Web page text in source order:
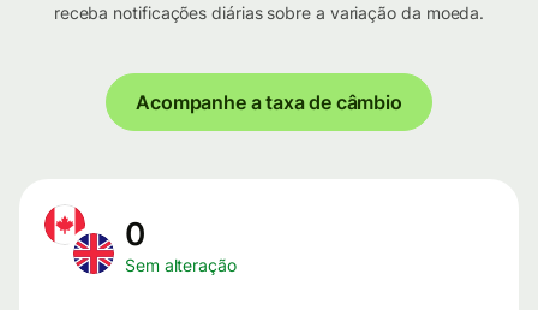
receba notificações diárias sobre a variação da moeda.
Acompanhe a taxa de câmbio
0
Sem alteração